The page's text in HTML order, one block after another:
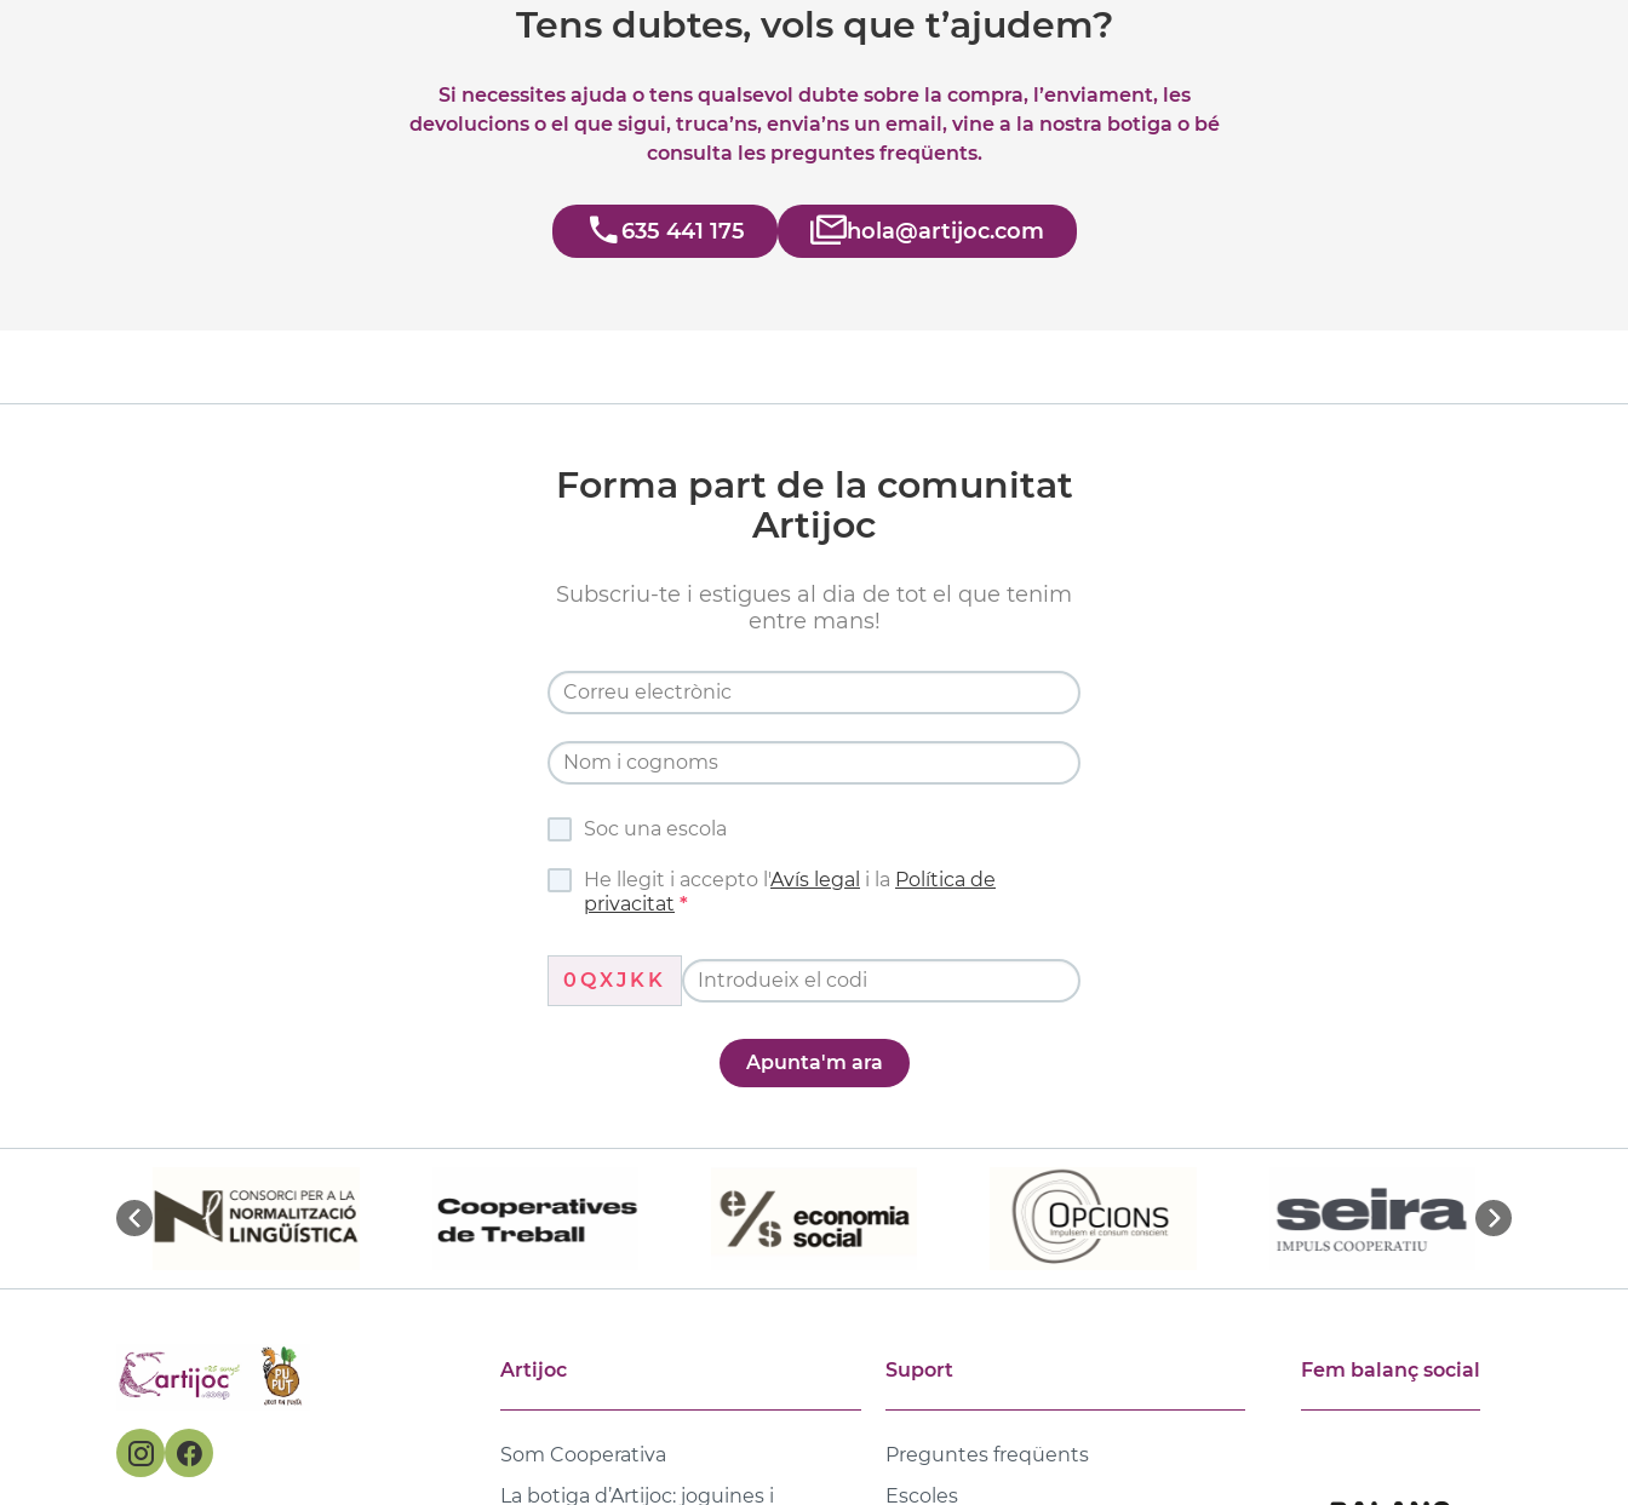
Tens dubtes, vols que t’ajudem?
Si necessites ajuda o tens qualsevol dubte sobre la compra, l’enviament, les
devolucions o el que sigui, truca’ns, envia’ns un email, vine a la nostra botiga o bé
consulta les preguntes freqüents.
635 441 175 hola@artijoc.com
Forma part de la comunitat
Artijoc
Subscriu-te i estigues al dia de tot el que tenim
entre mans!
Soc una escola
He llegit i accepto l'Avís legal i la Política de
privacitat
0QXJKK
Apunta'm ara
Artijoc
Som Cooperativa
La botiga d’Artijoc: joguines i
Suport
Preguntes freqüents
Escoles
Fem balanç social